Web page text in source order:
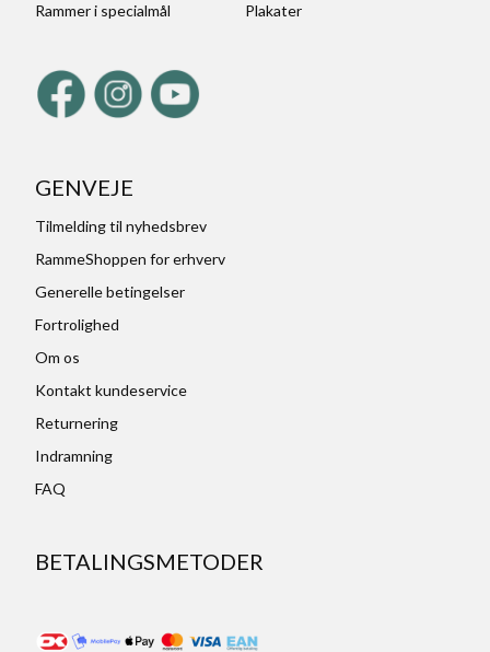
Rammer i specialmål
Plakater
GENVEJE
Tilmelding til nyhedsbrev
RammeShoppen for erhverv
Generelle betingelser
Fortrolighed
Om os
Kontakt kundeservice
Returnering
Indramning
FAQ
BETALINGSMETODER